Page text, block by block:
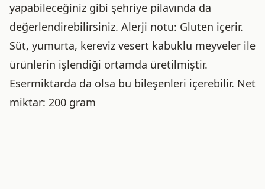
yapabileceğiniz gibi şehriye pilavında da
değerlendirebilirsiniz. Alerji notu: Gluten içerir.
Süt, yumurta, kereviz vesert kabuklu meyveler ile
ürünlerin işlendiği ortamda üretilmiştir.
Esermiktarda da olsa bu bileşenleri içerebilir. Net
miktar: 200 gram